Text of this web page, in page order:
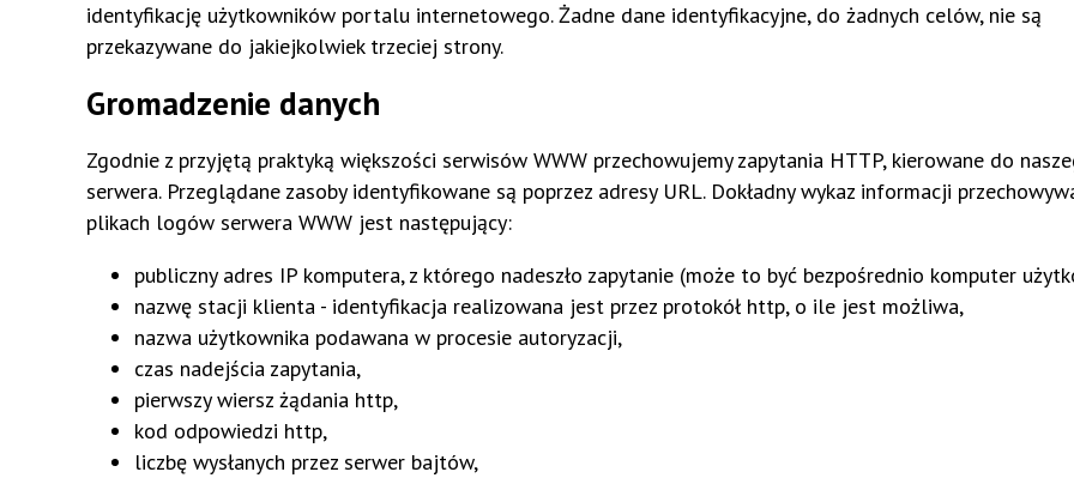
identyfikację użytkowników portalu internetowego. Żadne dane identyfikacyjne, do żadnych celów, nie są
przekazywane do jakiejkolwiek trzeciej strony.
Gromadzenie danych
Zgodnie z przyjętą praktyką większości serwisów WWW przechowujemy zapytania HTTP, kierowane do
serwera. Przeglądane zasoby identyfikowane są poprzez adresy URL. Dokładny wykaz informacji
plikach logów serwera WWW jest następujący:
publiczny adres IP komputera, z którego nadeszło zapytanie (może to być bezpośrednio komputer
nazwę stacji klienta - identyfikacja realizowana jest przez protokół http, o ile jest możliwa,
nazwa użytkownika podawana w procesie autoryzacji,
czas nadejścia zapytania,
pierwszy wiersz żądania http,
kod odpowiedzi http,
liczbę wysłanych przez serwer bajtów,